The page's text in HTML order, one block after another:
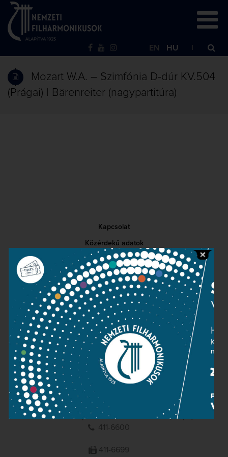
EN HU
Mozart W.A. – Szimfónia D-dúr KV.504
(Prágai) | Bärenreiter (nagypartitúra)
Kapcsolat
Közérdekű adatok
Sajtószoba
Adatvédelem
Impresszum
NEMZETI
FILHARMONIKUSOK
1095 Budapest, Komor Marcell u. 1. (Müpa)
411-6600
411-6699